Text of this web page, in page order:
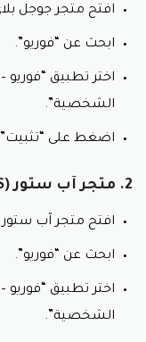
افتح متجر جوجل
ابحث عن “فوريو”.
اختر تطبيق “فوريو
الشخصية”.
اضغط على
2. متجر آب ستور (iOS):
افتح متجر آب
ابحث عن “فوريو”.
اختر تطبيق “فوريو
الشخصية”.